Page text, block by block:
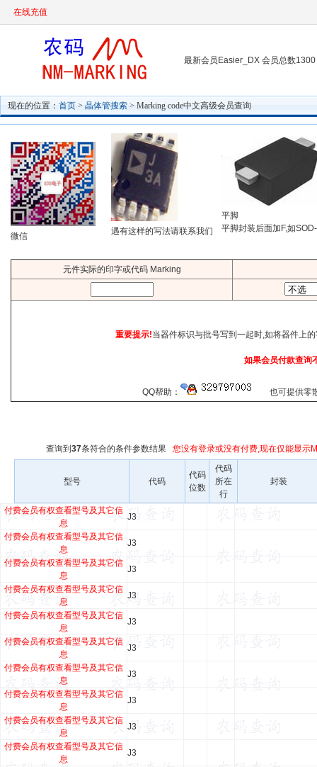
在线充值
最新会员Easier_DX 会员总数1300
现在的位置： 首页 > 晶体管搜索 > Marking code中文高级会员查询
微信 遇有这样的写法请联系我们
平脚
平脚封装后面加F,如
元件实际的印字或代码 Marking
重要提示!当器件标识与批号写到一起时,如将器件上
如果会员付款查询
QQ帮助： 也可提供零
查询到 37条符合的条件参数结果 您没有登录或没有付费,现在仅能显示
型号 代码
代码
位数
代码
所在
行
封装
付费会员有权查看型号及其它信
息
J3
付费会员有权查看型号及其它信
息
J3
付费会员有权查看型号及其它信
息
J3
付费会员有权查看型号及其它信
息
J3
付费会员有权查看型号及其它信
息
J3
付费会员有权查看型号及其它信
息
J3
付费会员有权查看型号及其它信
息
J3
付费会员有权查看型号及其它信
息
J3
付费会员有权查看型号及其它信
息
J3
付费会员有权查看型号及其它信
息
J3